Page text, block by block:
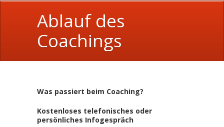
Ablauf des
Coachings
Was passiert beim Coaching?
Kostenloses telefonisches oder
persönliches Infogespräch